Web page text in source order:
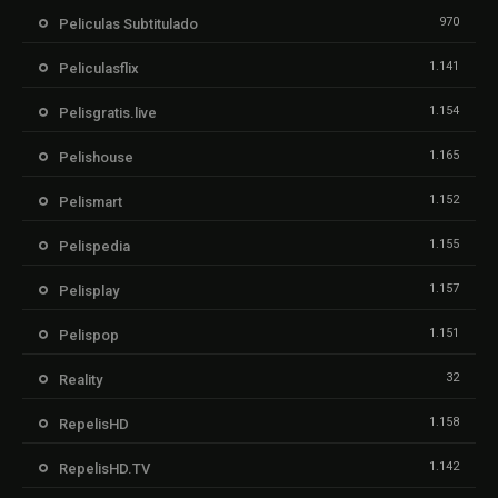
Peliculas Subtitulado 970
Peliculasflix 1.141
Pelisgratis.live 1.154
Pelishouse 1.165
Pelismart 1.152
Pelispedia 1.155
Pelisplay 1.157
Pelispop 1.151
Reality 32
RepelisHD 1.158
RepelisHD.TV 1.142